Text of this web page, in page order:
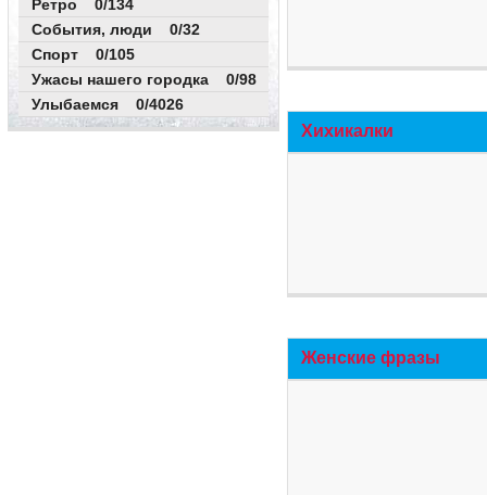
Ретро 0/134
События, люди 0/32
Спорт 0/105
Ужасы нашего городка 0/98
Улыбаемся 0/4026
Хихикалки
Женские фразы